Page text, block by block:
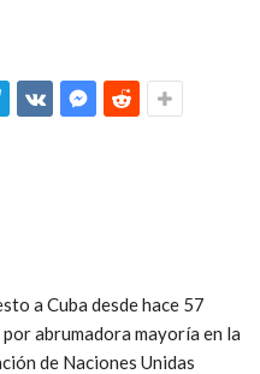
a Cuba desde hace 57
abrumadora mayoría en la
de Naciones Unidas